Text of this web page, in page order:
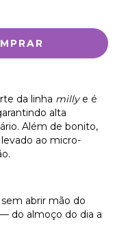
da linha millye é
alta
Além de bonito,
ao micro-
abrir mão do
do almoço do dia a